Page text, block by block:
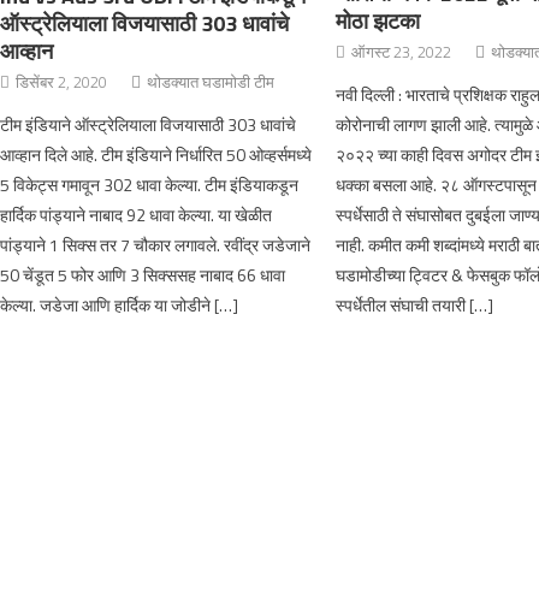
ऑस्ट्रेलियाला विजयासाठी 303 धावांचे
आव्हान
डिसेंबर 2, 2020 थोडक्यात घडामोडी टीम
टीम इंडियाने ऑस्ट्रेलियाला विजयासाठी 303 धावांचे
आव्हान दिले आहे. टीम इंडियाने निर्धारित 50 ओव्हर्समध्ये
5 विकेट्स गमावून 302 धावा केल्या. टीम इंडियाकडून
हार्दिक पांड्याने नाबाद 92 धावा केल्या. या खेळीत
पांड्याने 1 सिक्स तर 7 चौकार लगावले. रवींद्र जडेजाने
50 चेंडूत 5 फोर आणि 3 सिक्ससह नाबाद 66 धावा
केल्या. जडेजा आणि हार्दिक या जोडीने […]
मोठा झटका
ऑगस्ट 23, 2022
नवी दिल्ली : भारताचे प्रशिक्षक
कोरोनाची लागण झाली आहे.
२०२२ च्या काही दिवस अगोदर टीम
धक्का बसला आहे. २८ ऑगस्टपासून
स्पर्धेसाठी ते संघासोबत दुबईला
नाही. कमीत कमी शब्दांमध्ये मराठी
घडामोडीच्या ट्विटर & फेसबुक
स्पर्धेतील संघाची तयारी […]